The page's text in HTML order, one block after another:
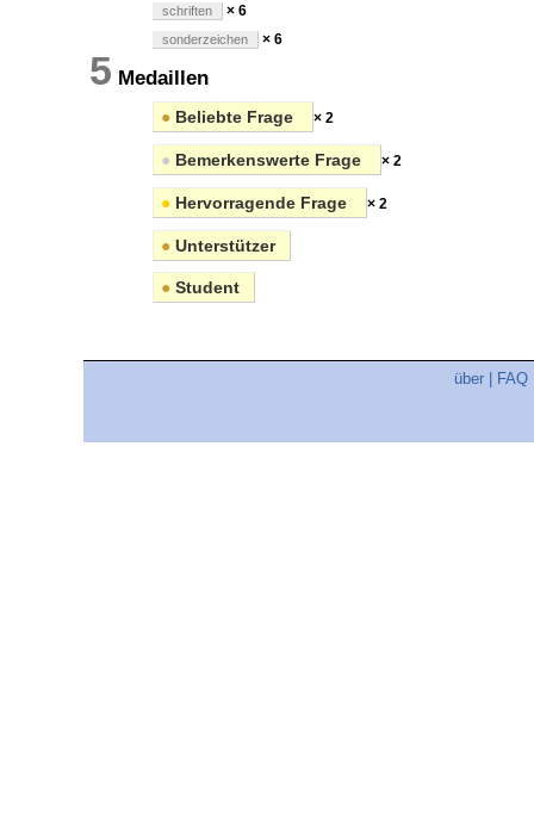
schriften × 6
sonderzeichen × 6
5 Medaillen
● Beliebte Frage × 2
● Bemerkenswerte Frage × 2
● Hervorragende Frage × 2
● Unterstützer
● Student
über FAQ